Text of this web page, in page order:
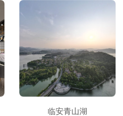
临安青山湖